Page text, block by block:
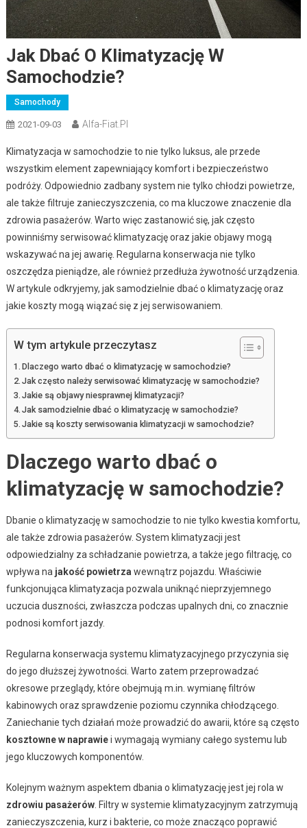
Jak Dbać O Klimatyzację W
Samochodzie?
Samochody
2021-09-03 Alfa-Fiat.pl
Klimatyzacja w samochodzie to nie tylko luksus, ale przede
wszystkim element zapewniający komfort i bezpieczeństwo
podróży. Odpowiednio zadbany system nie tylko chłodzi powietrze,
ale także filtruje zanieczyszczenia, co ma kluczowe znaczenie dla
zdrowia pasażerów. Warto więc zastanowić się, jak często
powinniśmy serwisować klimatyzację oraz jakie objawy mogą
wskazywać na jej awarię. Regularna konserwacja nie tylko
oszczędza pieniądze, ale również przedłuża żywotność urządzenia.
W artykule odkryjemy, jak samodzielnie dbać o klimatyzację oraz
jakie koszty mogą wiązać się z jej serwisowaniem.
W tym artykule przeczytasz
Dlaczego warto dbać o klimatyzację w samochodzie?
Jak często należy serwisować klimatyzację w samochodzie?
Jakie są objawy niesprawnej klimatyzacji?
Jak samodzielnie dbać o klimatyzację w samochodzie?
Jakie są koszty serwisowania klimatyzacji w samochodzie?
Dlaczego warto dbać o
klimatyzację w samochodzie?
Dbanie o klimatyzację w samochodzie to nie tylko kwestia komfortu,
ale także zdrowia pasażerów. System klimatyzacji jest
odpowiedzialny za schładzanie powietrza, a także jego filtrację, co
wpływa na jakość powietrza wewnątrz pojazdu. Właściwie
funkcjonująca klimatyzacja pozwala uniknąć nieprzyjemnego
uczucia duszności, zwłaszcza podczas upalnych dni, co znacznie
podnosi komfort jazdy.
Regularna konserwacja systemu klimatyzacyjnego przyczynia się
do jego dłuższej żywotności. Warto zatem przeprowadzać
okresowe przeglądy, które obejmują m.in. wymianę filtrów
kabinowych oraz sprawdzenie poziomu czynnika chłodzącego.
Zaniechanie tych działań może prowadzić do awarii, które są często
kosztowne w naprawiei wymagają wymiany całego systemu lub
jego kluczowych komponentów.
Kolejnym ważnym aspektem dbania o klimatyzację jest jej rola w
zdrowiu pasażerów. Filtry w systemie klimatyzacyjnym zatrzymują
zanieczyszczenia, kurz i bakterie, co może znacząco poprawić